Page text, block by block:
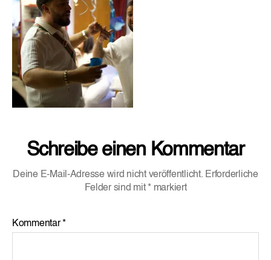
Schreibe einen Kommentar
Deine E-Mail-Adresse wird nicht veröffentlicht. Erforderliche
Felder sind mit * markiert
Kommentar*